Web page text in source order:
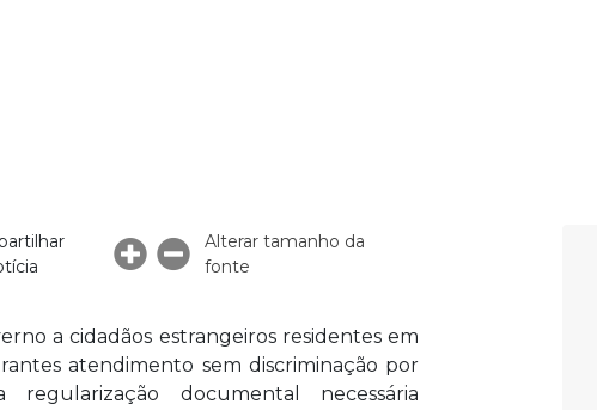
Alterar tamanho da
fonte
a cidadãos estrangeiros residentes em
atendimento sem discriminação por
documental necessária